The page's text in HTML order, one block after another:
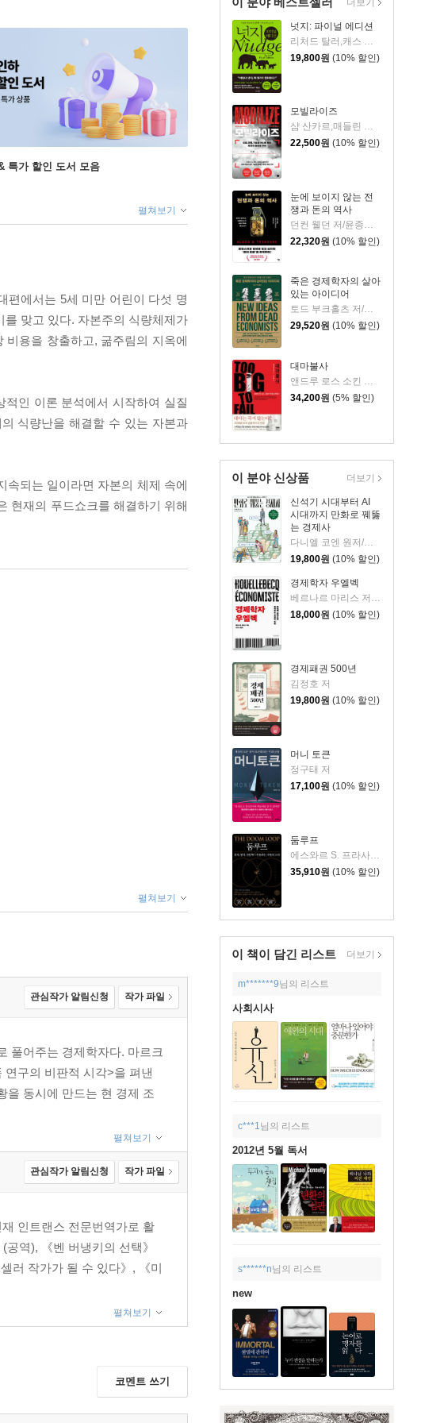
넛지: 파이널 에디션
19,800원 (10% 할인)
모빌라이즈
샴 산카르,매들린 하트 저/방영호 역
22,500원 (10% 할인)
눈에 보이지 않는 전
쟁과 돈의 역사
던컨 웰던 저/윤종은 역
22,320원 (10% 할인)
죽은 경제학자의 살아
있는 아이디어
토드 부크홀츠 저/류현 역/한순구 감수
29,520원 (10% 할인)
대마불사
34,200원 (5% 할인)
이 분야 신상품
신석기 시대부터 AI
시대까지 만화로 꿰뚫
는 경제사
다니엘 코엔 원저/오드 마소 그림/이주민 역
19,800원 (10% 할인)
경제학자 우엘벡
베르나르 마리스 저/강민수 역
18,000원 (10% 할인)
경제패권 500년
김정호 저
19,800원 (10% 할인)
머니 토큰
정구태 저
17,100원 (10% 할인)
둠루프
에스와르 S. 프라사드 저/박재영 역/최준영 감수
35,910원 (10% 할인)
더보기
이 책이 담긴 리스트 더보기
m*******9님의 리스트
사회시사
c***1님의 리스트
2012년 5월 독서
s******n님의 리스트
new
특가 할인 도서 모음
펼쳐보기
편에서는 5세 미만 어린이 다섯 명
맞고 있다. 자본주의 식량체제가
용을 창출하고, 굶주림의 지옥에
인 이론 분석에서 시작하여 실질
식량난을 해결할 수 있는 자본과
속되는 일이라면 자본의 체제 속에
현재의 푸드쇼크를 해결하기 위해
펼쳐보기
관심작가 알림신청 작가 파일
풀어주는 경제학자다. 마르크
구의 비판적 시각>을 펴낸
을 동시에 만드는 현 경제 조
펼쳐보기
관심작가 알림신청 작가 파일
인트랜스 전문번역가로 활
역), 《벤 버냉키의 선택》
러 작가가 될 수 있다》, 《미
펼쳐보기
코멘트 쓰기